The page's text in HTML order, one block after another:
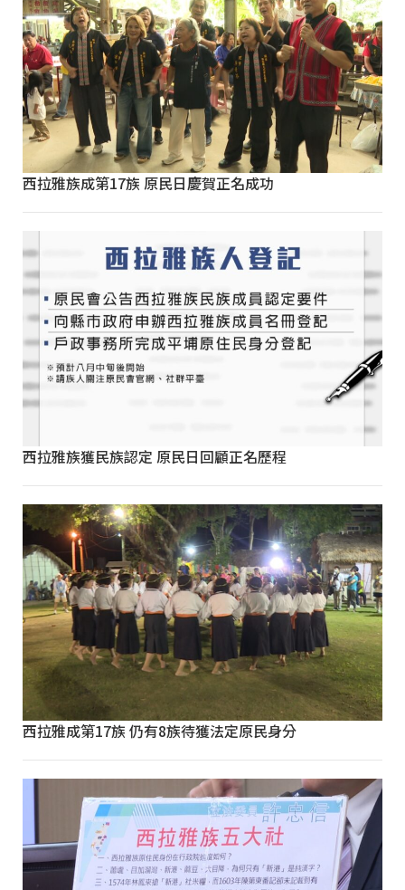
西拉雅族成第17族 原民日慶賀正名成功
西拉雅族獲民族認定 原民日回顧正名歷程
西拉雅成第17族 仍有8族待獲法定原民身分